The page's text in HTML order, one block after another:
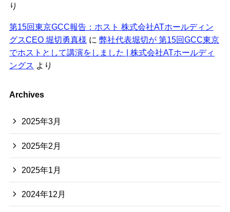
り
第15回東京GCC報告：ホスト 株式会社ATホールディン
グスCEO 堀切勇真様 に 弊社代表堀切が 第15回GCC東京
でホストとして講演をしました | 株式会社ATホールディ
ングス より
Archives
2025年3月
2025年2月
2025年1月
2024年12月